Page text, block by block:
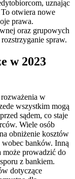
uznając
otwiera nowe
prawa.
oraz grupowych
spraw.
w 2023
w
wszystkim mogą
sądem, co staje
Wiele osób
obniżenie kosztów
banków. Inną
może prowadzić do
z bankiem.
dotyczące